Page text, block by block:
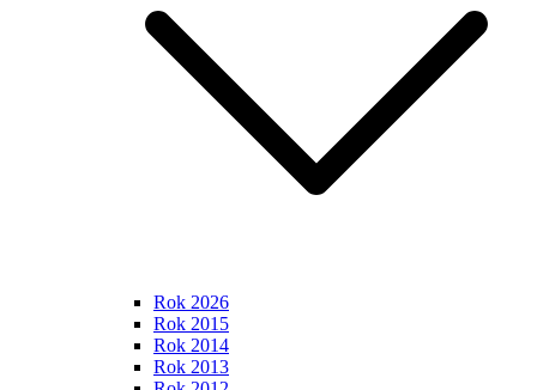
Rok 2026
Rok 2015
Rok 2014
Rok 2013